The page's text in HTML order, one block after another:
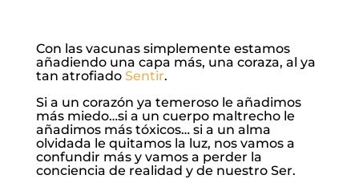
Con las vacunas simplemente estamos
añadiendo una capa más, una coraza, al ya
tan atrofiado Sentir.
Si a un corazón ya temeroso le añadimos
más miedo…si a un cuerpo maltrecho le
añadimos más tóxicos… si a un alma
olvidada le quitamos la luz, nos vamos a
confundir más y vamos a perder la
conciencia de realidad y de nuestro Ser.